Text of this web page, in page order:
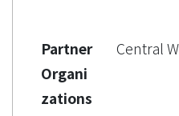
Partner
Organi
zations
Central